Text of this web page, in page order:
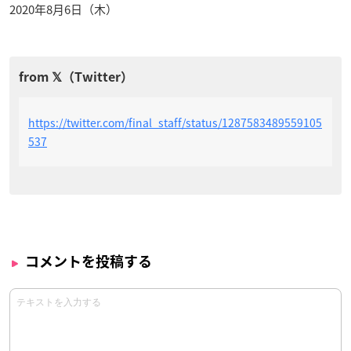
2020年8月6日（木）
https://twitter.com/final_staff/status/1287583489559105
537
コメントを投稿する